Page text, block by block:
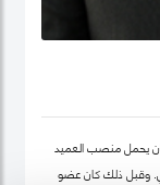
يحمل منصب العميد
وقبل ذلك كان عضو